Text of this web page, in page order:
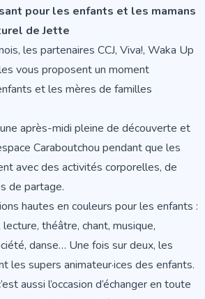
pour les enfants et les mamans
de Jette
les partenaires CCJ, Viva!, Waka Up
vous proposent un moment
et les mères de familles
après-midi pleine de découverte et
Caraboutchou pendant que les
avec des activités corporelles, de
de partage.
hautes en couleurs pour les enfants :
théâtre, chant, musique,
danse… Une fois sur deux, les
les supers animateur·ices des enfants.
aussi l’occasion d’échanger en toute